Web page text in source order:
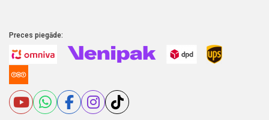
Preces piegāde: